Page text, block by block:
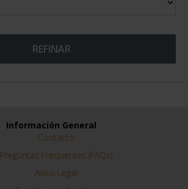
REFINAR
Información General
Contacto
Preguntas Frequentes (FAQs)
Aviso Legal